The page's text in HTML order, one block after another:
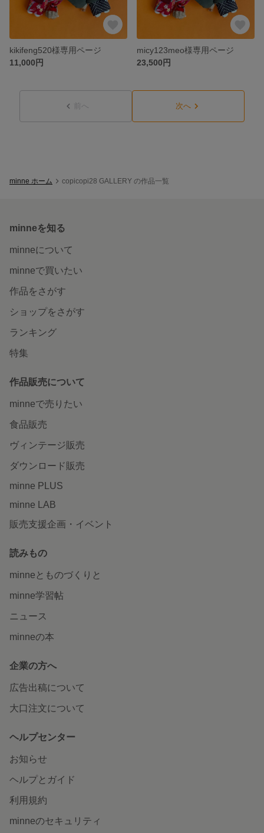
kikifeng520様専用ページ
11,000円
micy123meo様専用ページ
23,500円
前へ 次へ
minne ホーム copicopi28 GALLERY の作品一覧
minneを知る
minneについて
minneで買いたい
作品をさがす
ショップをさがす
ランキング
特集
作品販売について
minneで売りたい
食品販売
ヴィンテージ販売
ダウンロード販売
minne PLUS
minne LAB
販売支援企画・イベント
読みもの
minneとものづくりと
minne学習帖
ニュース
minneの本
企業の方へ
広告出稿について
大口注文について
ヘルプセンター
お知らせ
ヘルプとガイド
利用規約
minneのセキュリティ